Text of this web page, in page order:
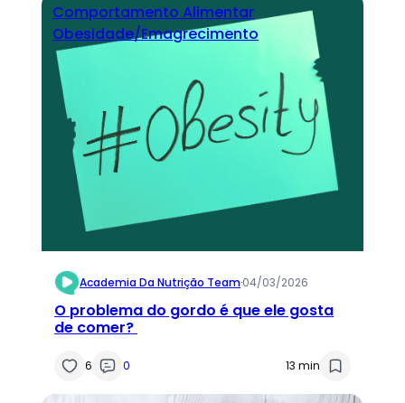
Comportamento Alimentar
Obesidade/Emagrecimento
Academia Da Nutrição Team·04/03/2026
O problema do gordo é que ele gosta
de comer?
6 0 13 min